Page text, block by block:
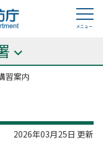
習案内
2026年03月25日 更新